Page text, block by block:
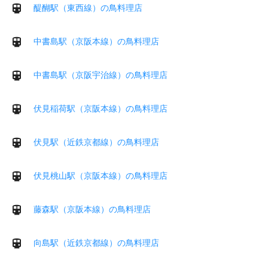
醍醐駅（東西線）の鳥料理店
中書島駅（京阪本線）の鳥料理店
中書島駅（京阪宇治線）の鳥料理店
伏見稲荷駅（京阪本線）の鳥料理店
伏見駅（近鉄京都線）の鳥料理店
伏見桃山駅（京阪本線）の鳥料理店
藤森駅（京阪本線）の鳥料理店
向島駅（近鉄京都線）の鳥料理店